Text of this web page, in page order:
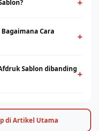
+
tinta yang ditekan ke
massal dengan desain
Cara
+
Konsultasikan dengan
sesuai budget Anda.
Sablon dibanding+
unggul untuk order
bisa saling
di Artikel Utama